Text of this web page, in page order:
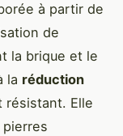
à partir de
de
la brique et le
la réduction
Elle